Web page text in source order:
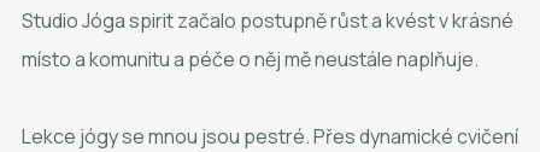
Studio Jóga spirit začalo postupně růst a kvést v krásné
místo a komunitu a péče o něj mě neustále naplňuje.
Lekce jógy se mnou jsou pestré. Přes dynamické cvičení